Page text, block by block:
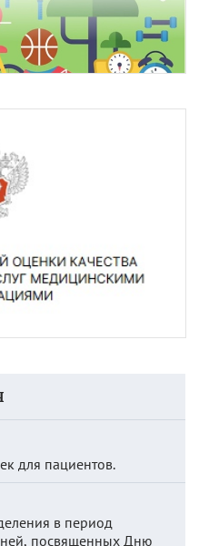
для пациентов.
в период
посвященных Дню